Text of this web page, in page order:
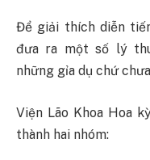
Để giải thích diễn
đưa ra một số lý
những gỉa dụ chứ
Viện Lão Khoa Hoa
thành hai nhóm: